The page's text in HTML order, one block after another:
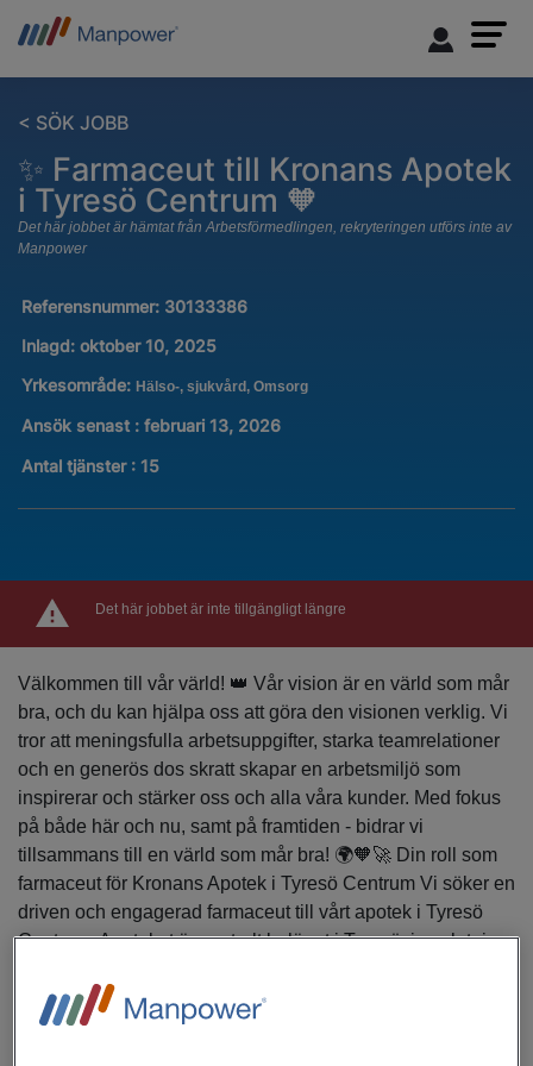
< SÖK JOBB
✨ Farmaceut till Kronans Apotek
i Tyresö Centrum 🧡
Det här jobbet är hämtat från Arbetsförmedlingen, rekryteringen utförs inte av
Manpower
Referensnummer: 30133386
Inlagd: oktober 10, 2025
Yrkesområde: Hälso-, sjukvård, Omsorg
Ansök senast : februari 13, 2026
Antal tjänster : 15
Det här jobbet är inte tillgängligt längre
Välkommen till vår värld! 👑 Vår vision är en värld som mår
bra, och du kan hjälpa oss att göra den visionen verklig. Vi
tror att meningsfulla arbetsuppgifter, starka teamrelationer
och en generös dos skratt skapar en arbetsmiljö som
inspirerar och stärker oss och alla våra kunder. Med fokus
på både här och nu, samt på framtiden - bidrar vi
tillsammans till en värld som mår bra! 🌍🧡🚀 Din roll som
farmaceut för Kronans Apotek i Tyresö Centrum Vi söker en
driven och engagerad farmaceut till vårt apotek i Tyresö
Centrum. Apoteket är centralt beläget i Tyresö, i anslutning
vårdcentral i närheten. Du blir en del av ett team på åta
kollegor som tillsammans tar ansvar för driften och skapar